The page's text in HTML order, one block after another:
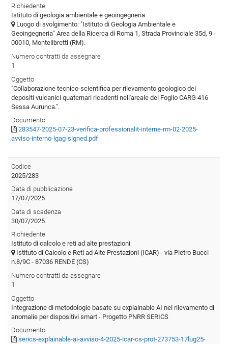
Richiedente
Istituto di geologia ambientale e geoingegneria
Luogo di svolgimento: "Istituto di Geologia Ambientale e
Geoingegneria" Area della Ricerca di Roma 1, Strada Provinciale 35d, 9 -
00010, Montelibretti (RM).
Numero contratti da assegnare
1
Oggetto
"Collaborazione tecnico-scientifica per rilevamento geologico dei
depositi vulcanici quaternari ricadenti nell'areale del Foglio CARG 416
Sessa Aurunca.".
Documento
283547-2025-07-23-verifica-professionalit-interne-rm-02-2025-
avviso-interno-igag-signed.pdf
Codice
2025/283
Data di pubblicazione
17/07/2025
Data di scadenza
30/07/2025
Richiedente
Istituto di calcolo e reti ad alte prestazioni
Istituto di Calcolo e Reti ad Alte Prestazioni (ICAR) - via Pietro Bucci
n.8/9C - 87036 RENDE (CS)
Numero contratti da assegnare
1
Oggetto
Integrazione di metodologie basate su explainable AI nel rilevamento di
anomalie per dispositivi smart - Progetto PNRR SERICS
Documento
serics-explainable-ai-avviso-4-2025-icar-cs-prot-273753-17lug25-